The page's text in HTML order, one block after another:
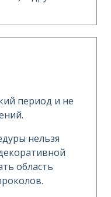
период и не
нельзя
область